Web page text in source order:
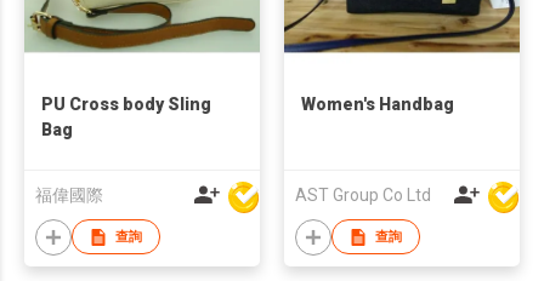
PU Cross body Sling
Bag
福偉國際
查詢
Women's Handbag
AST Group Co Ltd
查詢